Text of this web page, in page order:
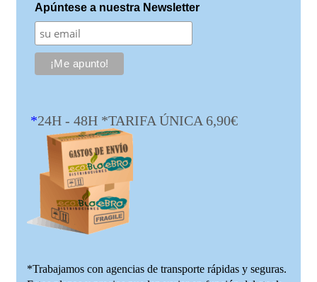
Apúntese a nuestra Newsletter
*24H - 48H *TARIFA ÚNICA 6,90€
*Trabajamos con agencias de transporte rápidas y seguras.